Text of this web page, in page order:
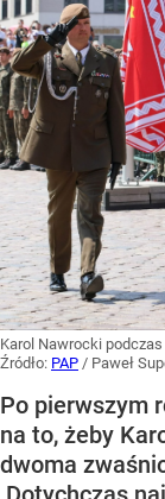
Karol Nawrocki
Źródło: PAP / Paweł
Po pierwszym
na to, żeby
dwoma